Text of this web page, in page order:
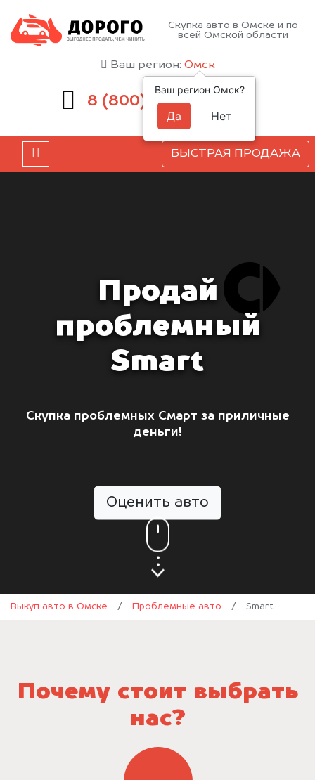
Скупка авто в Омске и по
всей Омской области
Ваш регион: Омск
8 (800) 551-81-15
БЫСТРАЯ ПРОДАЖА
Продай
проблемный
Smart
Скупка проблемных Смарт за приличные
деньги!
Оценить авто
Выкуп авто в Омске / Проблемные авто / Smart
Почему стоит выбрать
нас?
Ваш регион Омск?
Да Нет